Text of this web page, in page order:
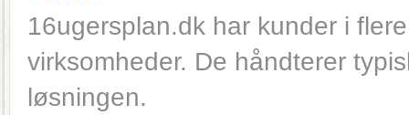
16ugersplan.dk har kunder i
virksomheder. De håndterer
løsningen.